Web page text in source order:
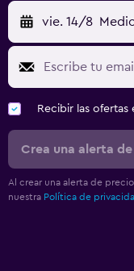
vie. 14/8
Recibir las
Crea una alerta
Al crear una alerta de
nuestra Política de